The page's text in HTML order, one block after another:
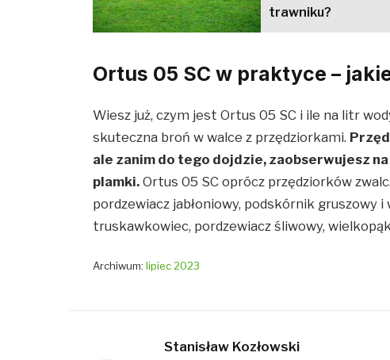
trawniku?
Ortus 05 SC w praktyce –
Wiesz już, czym jest Ortus 05 SC i ile na litr
skuteczna broń w walce z przędziorkami.
ale zanim do tego dojdzie, zaobserwujesz
plamki. Ortus 05 SC oprócz przędziorków
pordzewiacz jabłoniowy, podskórnik gruszowy
truskawkowiec, pordzewiacz śliwowy,
Archiwum:lipiec 2023
Stanisław Kozłowski